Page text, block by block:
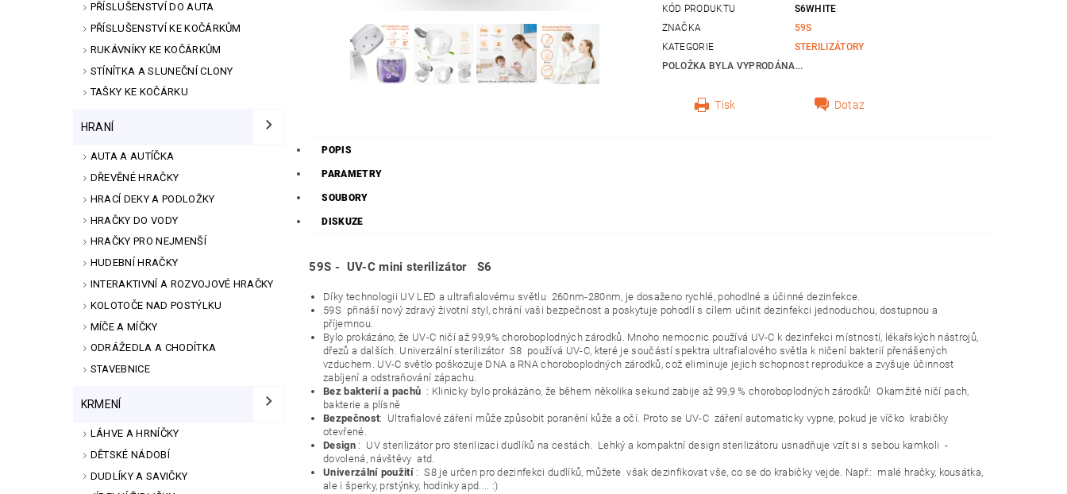
PŘÍSLUŠENSTVÍ DO AUTA
PŘÍSLUŠENSTVÍ KE KOČÁRKŮM
RUKÁVNÍKY KE KOČÁRKŮM
STÍNÍTKA A SLUNEČNÍ CLONY
TAŠKY KE KOČÁRKU
HRANÍ
AUTA A AUTÍČKA
DŘEVĚNÉ HRAČKY
HRACÍ DEKY A PODLOŽKY
HRAČKY DO VODY
HRAČKY PRO NEJMENŠÍ
HUDEBNÍ HRAČKY
INTERAKTIVNÍ A ROZVOJOVÉ HRAČKY
KOLOTOČE NAD POSTÝLKU
MÍČE A MÍČKY
ODRÁŽEDLA A CHODÍTKA
STAVEBNICE
KRMENÍ
LÁHVE A HRNÍČKY
DĚTSKÉ NÁDOBÍ
DUDLÍKY A SAVIČKY
KÓD PRODUKTU
S6WHITE
ZNAČKA
59S
KATEGORIE
STERILIZÁTORY
POLOŽKA BYLA VYPRODÁNA...
Tisk Dotaz
POPIS
PARAMETRY
SOUBORY
DISKUZE
59S - UV-C mini sterilizátor S6
Díky technologii UV LED a ultrafialovému světlu 260nm-280nm, je dosaženo rychlé, pohodlné a účinné dezinfekce.
59S přináší nový zdravý životní styl, chrání vaši bezpečnost a poskytuje pohodlí s cílem učinit dezinfekci jednoduchou, dostupnou a
příjemnou.
Bylo prokázáno, že UV-C ničí až 99,9% choroboplodných zárodků. Mnoho nemocnic používá UV-C k dezinfekci místností, lékařských nástrojů,
dřezů a dalších. Univerzální sterilizátor S8 používá UV-C, které je součástí spektra ultrafialového světla k ničení bakterií přenášených
vzduchem. UV-C světlo poškozuje DNA a RNA choroboplodných zárodků, což eliminuje jejich schopnost reprodukce a zvyšuje účinnost
zabíjení a odstraňování zápachu.
Bez bakterií a pachů : Klinicky bylo prokázáno, že během několika sekund zabije až 99,9 % choroboplodných zárodků! Okamžitě ničí pach,
bakterie a plísně
Bezpečnost: Ultrafialové záření může způsobit poranění kůže a očí. Proto se UV-C záření automaticky vypne, pokud je víčko krabičky
otevřené.
Design: UV sterilizátor pro sterilizaci dudlíků na cestách. Lehký a kompaktní design sterilizátoru usnadňuje vzít si s sebou kamkoli -
dovolená, návštěvy atd.
Univerzální použití : S8 je určen pro dezinfekci dudlíků, můžete však dezinfikovat vše, co se do krabičky vejde. Např.: malé hračky, kousátka,
ale i šperky, prstýnky, hodinky apd.... :)